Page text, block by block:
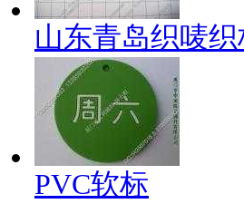
山东青岛织唛
PVC软标